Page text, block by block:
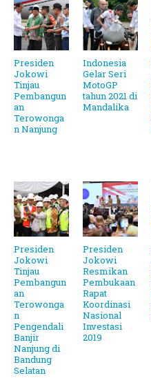
Presiden
Jokowi
Tinjau
Pembangun
an
Terowonga
n Nanjung
Indonesia
Gelar Seri
MotoGP
tahun 2021 di
Mandalika
Presiden
Jokowi
Tinjau
Pembangun
an
Terowonga
n
Pengendali
Banjir
Nanjung di
Bandung
Selatan
Presiden
Jokowi
Resmikan
Pembukaan
Rapat
Koordinasi
Nasional
Investasi
2019